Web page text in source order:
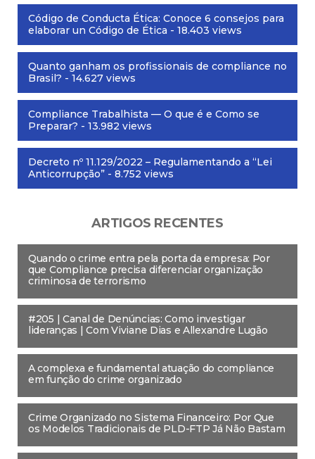
Código de Conducta Ética: Conoce 6 consejos para
elaborar un Código de Ética - 18.403 views
Quanto ganham os profissionais de compliance no
Brasil? - 14.627 views
Compliance Trabalhista — O que é e Como se
Preparar? - 13.982 views
Decreto nº 11.129/2022 – Regulamentando a “Lei
Anticorrupção” - 8.752 views
ARTIGOS RECENTES
Quando o crime entra pela porta da empresa: Por
que Compliance precisa diferenciar organização
criminosa de terrorismo
#205 | Canal de Denúncias: Como investigar
lideranças | Com Viviane Dias e Allexandre Lugão
A complexa e fundamental atuação do compliance
em função do crime organizado
Crime Organizado no Sistema Financeiro: Por Que
os Modelos Tradicionais de PLD-FTP Já Não Bastam